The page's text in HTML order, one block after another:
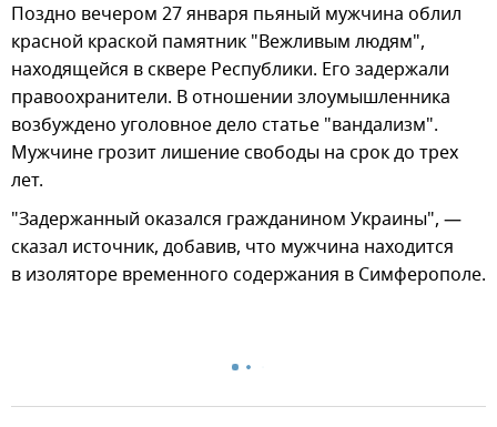
Поздно вечером 27 января пьяный мужчина облил
красной краской памятник "Вежливым людям",
находящейся в сквере Республики. Его задержали
правоохранители. В отношении злоумышленника
возбуждено уголовное дело статье "вандализм".
Мужчине грозит лишение свободы на срок до трех
лет.
"Задержанный оказался гражданином Украины", —
сказал источник, добавив, что мужчина находится
в изоляторе временного содержания в Симферополе.